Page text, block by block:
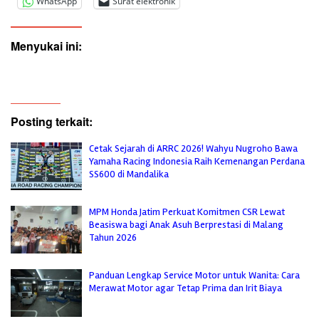
Menyukai ini:
Posting terkait:
Cetak Sejarah di ARRC 2026! Wahyu Nugroho Bawa
Yamaha Racing Indonesia Raih Kemenangan Perdana
SS600 di Mandalika
MPM Honda Jatim Perkuat Komitmen CSR Lewat
Beasiswa bagi Anak Asuh Berprestasi di Malang
Tahun 2026
Panduan Lengkap Service Motor untuk Wanita: Cara
Merawat Motor agar Tetap Prima dan Irit Biaya